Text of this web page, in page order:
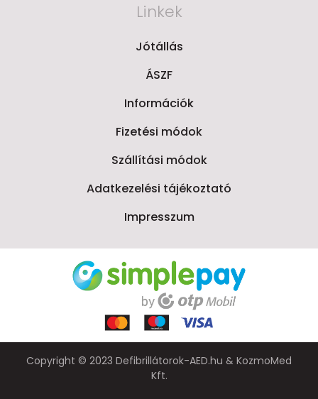
Linkek
Jótállás
ÁSZF
Információk
Fizetési módok
Szállítási módok
Adatkezelési tájékoztató
Impresszum
Copyright © 2023 Defibrillátorok-AED.hu & KozmoMed
Kft.